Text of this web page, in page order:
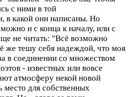
с ними в той
в какой они написаны. Но
и с конца к началу, или с
не читать: "Всё возможно
же тешу себя надеждой, что моя
в соединении со множеством
- известных или вовсе
атмосферу некой новой
место для собственных